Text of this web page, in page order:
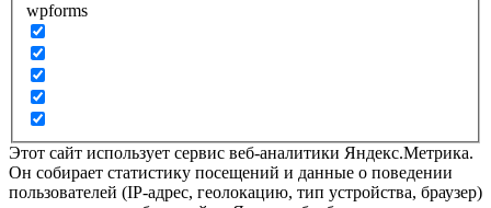
wpforms
Этот сайт использует сервис веб-аналитики Яндекс.Метрика.
Он собирает статистику посещений и данные о поведении
пользователей (IP-адрес, геолокацию, тип устройства, браузер)